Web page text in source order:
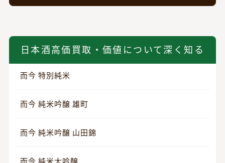
日本酒高価買取・価値について深く知る
而今 特別純米
而今 純米吟醸 雄町
而今 純米吟醸 山田錦